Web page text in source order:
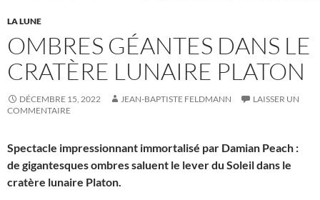
LA LUNE
OMBRES GÉANTES DANS LE
CRATÈRE LUNAIRE PLATON
DÉCEMBRE 15, 2022 JEAN-BAPTISTE FELDMANN
LAISSER UN
COMMENTAIRE
Spectacle impressionnant immortalisé par Damian Peach :
de gigantesques ombres saluent le lever du Soleil dans le
cratère lunaire Platon.